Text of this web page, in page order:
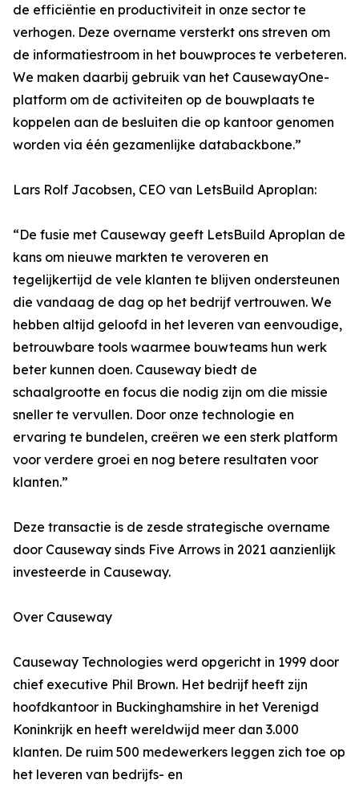
de efficiëntie en productiviteit in onze sector te
verhogen. Deze overname versterkt ons streven om
de informatiestroom in het bouwproces te verbeteren.
We maken daarbij gebruik van het CausewayOne-
platform om de activiteiten op de bouwplaats te
koppelen aan de besluiten die op kantoor genomen
worden via één gezamenlijke databackbone.”
Lars Rolf Jacobsen, CEO van LetsBuild Aproplan:
“De fusie met Causeway geeft LetsBuild Aproplan de
kans om nieuwe markten te veroveren en
tegelijkertijd de vele klanten te blijven ondersteunen
die vandaag de dag op het bedrijf vertrouwen. We
hebben altijd geloofd in het leveren van eenvoudige,
betrouwbare tools waarmee bouwteams hun werk
beter kunnen doen. Causeway biedt de
schaalgrootte en focus die nodig zijn om die missie
sneller te vervullen. Door onze technologie en
ervaring te bundelen, creëren we een sterk platform
voor verdere groei en nog betere resultaten voor
klanten.”
Deze transactie is de zesde strategische overname
door Causeway sinds Five Arrows in 2021 aanzienlijk
investeerde in Causeway.
Over Causeway
Causeway Technologies werd opgericht in 1999 door
chief executive Phil Brown. Het bedrijf heeft zijn
hoofdkantoor in Buckinghamshire in het Verenigd
Koninkrijk en heeft wereldwijd meer dan 3.000
klanten. De ruim 500 medewerkers leggen zich toe op
het leveren van bedrijfs- en